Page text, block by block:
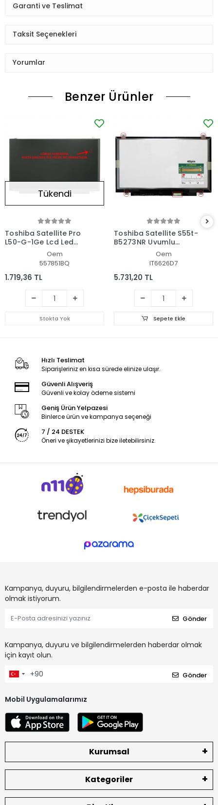
Garanti ve Teslimat
Taksit Seçenekleri
Yorumlar
Benzer Ürünler
Tükendi
Toshiba Satellite Pro
L50-G-1Ge Lcd Led
Ekran - PanelOem
557851BQ
1.719,36 TL
Stokta Yok
Toshiba Satellite S55t-
B5273NR Uyumlu
Notebook Led Ekran
Oem
IT6626D7
5.731,20 TL
Sepete Ekle
Hızlı Teslimat
Siparişleriniz en kısa sürede elinize ulaşır.
Güvenli Alışveriş
Güvenli ve kolay ödeme sistemi
Geniş Ürün Yelpazesi
Binlerce ürün ve kampanya seçeneği
7 / 24 DESTEK
Öneri ve şikayetlerinizi bize iletebilirsiniz.
Kampanya, duyuru, bilgilendirmelerden e-posta ile haberdar
olmak istiyorum.
Gönder
Kampanya, duyuru ve bilgilendirmelerden haberdar olmak
için kayıt olun.
Gönder
Mobil Uygulamalarımız
Kurumsal
Kategoriler